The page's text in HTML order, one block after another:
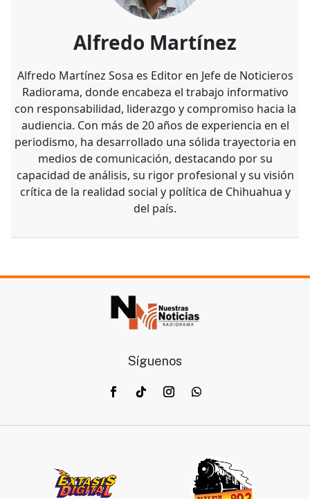
Alfredo Martínez
Alfredo Martínez Sosa es Editor en Jefe de Noticieros
Radiorama, donde encabeza el trabajo informativo
con responsabilidad, liderazgo y compromiso hacia la
audiencia. Con más de 20 años de experiencia en el
periodismo, ha desarrollado una sólida trayectoria en
medios de comunicación, destacando por su
capacidad de análisis, su rigor profesional y su visión
crítica de la realidad social y política de Chihuahua y
del país.
Síguenos